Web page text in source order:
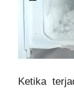
Ketika